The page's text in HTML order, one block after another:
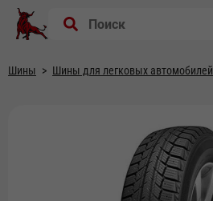
Шины Шины для легковых автомобилей